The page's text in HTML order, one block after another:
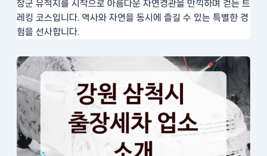
장군 유적지를 시작으로 아름다운 자연경관을 만끽하며 걷는 트
레킹 코스입니다. 역사와 자연을 동시에 즐길 수 있는 특별한 경
험을 선사합니다.